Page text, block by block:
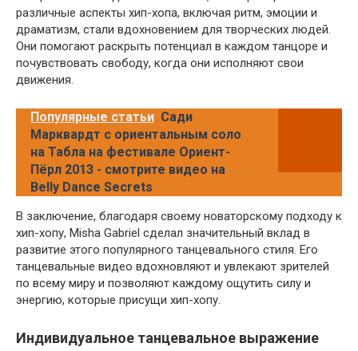
различные аспекты хип-хопа, включая ритм, эмоции и
драматизм, стали вдохновением для творческих людей.
Они помогают раскрыть потенциал в каждом танцоре и
почувствовать свободу, когда они исполняют свои
движения.
Популярные статьи Сади
Марквардт с ориентальным соло
на Табла на фестивале Ориент-
Пёрл 2013 - смотрите видео на
Belly Dance Secrets
В заключение, благодаря своему новаторскому подходу к
хип-хопу, Misha Gabriel сделал значительный вклад в
развитие этого популярного танцевального стиля. Его
танцевальные видео вдохновляют и увлекают зрителей
по всему миру и позволяют каждому ощутить силу и
энергию, которые присущи хип-хопу.
Индивидуальное танцевальное выражение